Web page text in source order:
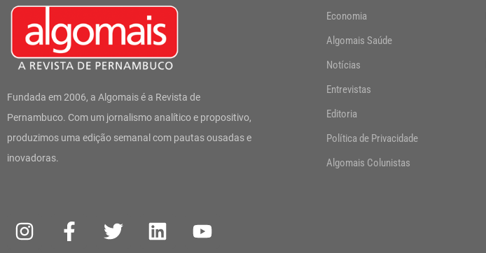
Fundada em 2006, a Algomais é a Revista de
Pernambuco. Com um jornalismo analítico e propositivo,
produzimos uma edição semanal com pautas ousadas e
inovadoras.
n
s
a
c
w
i
n
o
h
a
Economia
Algomais Saúde
Notícias
Entrevistas
Editoria
Política de Privacidade
Algomais Colunistas